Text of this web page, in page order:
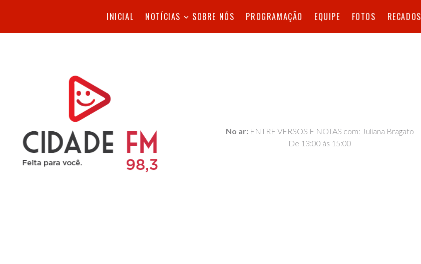
INICIAL NOTÍCIAS SOBRE NÓS PROGRAMAÇÃO EQUIPE FOTOS RECADOS
No ar: ENTRE VERSOS E NOTAS com: Juliana Bragato
De 13:00 às 15:00